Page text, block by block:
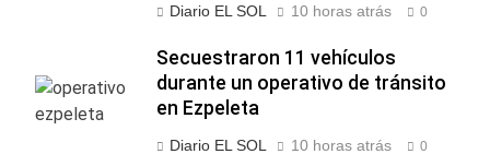
Diario EL SOL 10 horas atrás 0
Secuestraron 11 vehículos
durante un operativo de tránsito
en Ezpeleta
Diario EL SOL 10 horas atrás 0